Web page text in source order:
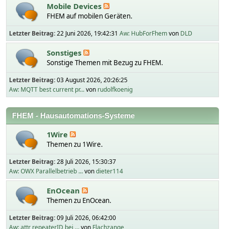
Mobile Devices
FHEM auf mobilen Geräten.
Letzter Beitrag:22 Juni 2026, 19:42:31 Aw: HubForFhemvon DLD
Sonstiges
Sonstige Themen mit Bezug zu FHEM.
Letzter Beitrag:03 August 2026, 20:26:25
Aw: MQTT best current pr...von rudolfkoenig
FHEM - Hausautomations-Systeme
1Wire
Themen zu 1Wire.
Letzter Beitrag:28 Juli 2026, 15:30:37
Aw: OWX Parallelbetrieb ...vondieter114
EnOcean
Themen zu EnOcean.
Letzter Beitrag:09 Juli 2026, 06:42:00
Aw: attr repeaterID bei ...von Flachzange